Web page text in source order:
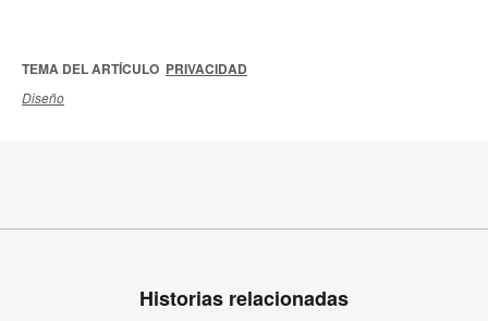
TEMA DEL ARTÍCULO PRIVACIDAD
Diseño
Historias relacionadas